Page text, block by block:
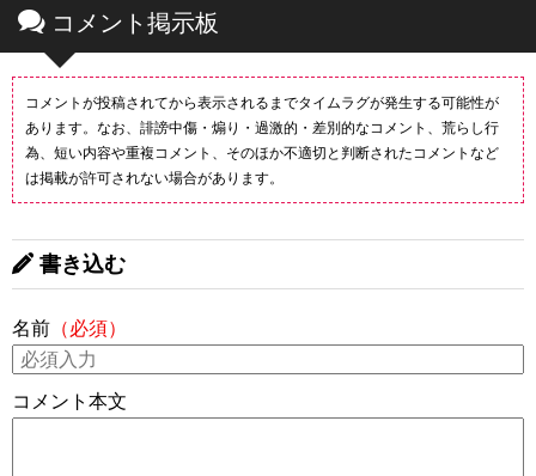
コメント掲示板
コメントが投稿されてから表示されるまでタイムラグが発生する可能性が
あります。なお、誹謗中傷・煽り・過激的・差別的なコメント、荒らし行
為、短い内容や重複コメント、そのほか不適切と判断されたコメントなど
は掲載が許可されない場合があります。
書き込む
名前 （必須）
コメント本文